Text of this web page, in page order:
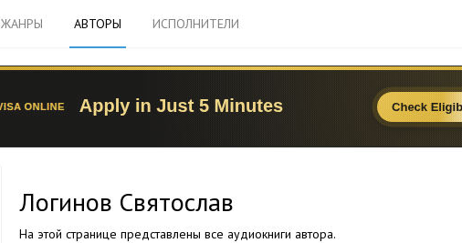
ЖАНРЫ АВТОРЫ ИСПОЛНИТЕЛИ
Логинов Святослав
На этой странице представлены все аудиокниги автора.